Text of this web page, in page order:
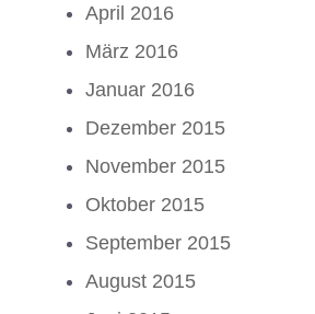
April 2016
März 2016
Januar 2016
Dezember 2015
November 2015
Oktober 2015
September 2015
August 2015